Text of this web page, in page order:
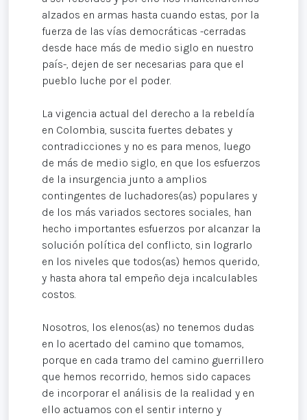
alzados en armas hasta cuando estas, por la
fuerza de las vías democráticas -cerradas
desde hace más de medio siglo en nuestro
país-, dejen de ser necesarias para que el
pueblo luche por el poder.
La vigencia actual del derecho a la rebeldía
en Colombia, suscita fuertes debates y
contradicciones y no es para menos, luego
de más de medio siglo, en que los esfuerzos
de la insurgencia junto a amplios
contingentes de luchadores(as) populares y
de los más variados sectores sociales, han
hecho importantes esfuerzos por alcanzar la
solución política del conflicto, sin lograrlo
en los niveles que todos(as) hemos querido,
y hasta ahora tal empeño deja incalculables
costos.
Nosotros, los elenos(as) no tenemos dudas
en lo acertado del camino que tomamos,
porque en cada tramo del camino guerrillero
que hemos recorrido, hemos sido capaces
de incorporar el análisis de la realidad y en
ello actuamos con el sentir interno y